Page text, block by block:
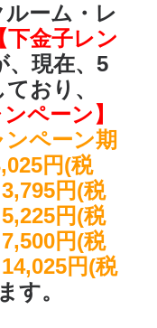
ーム・レ
下金子レン
、現在、5
おり、
ペーン】
ンペーン期
円(税
円(税
円(税
円(税
円(税
す。